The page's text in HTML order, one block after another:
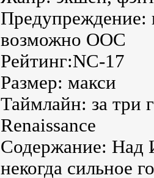
Предупреждение:
возможно ООС
Рейтинг:NC-17
Размер: макси
Таймлайн: за три
Renaissance
Содержание: Над
некогда сильное